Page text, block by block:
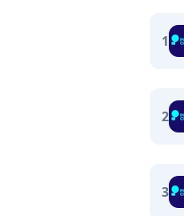
1
2
3